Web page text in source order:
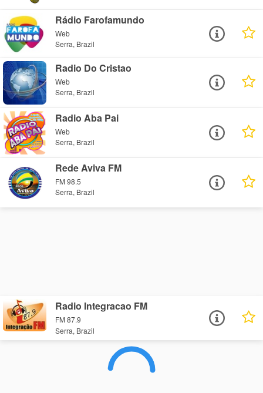
Rádio Farofamundo
Web
Serra, Brazil
Radio Do Cristao
Web
Serra, Brazil
Radio Aba Pai
Web
Serra, Brazil
Rede Aviva FM
FM 98.5
Serra, Brazil
Radio Integracao FM
FM 87.9
Serra, Brazil